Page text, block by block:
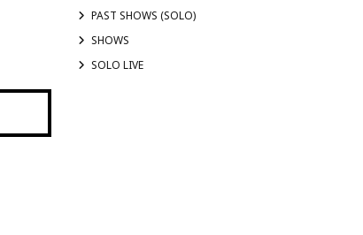
PAST SHOWS (SOLO)
SHOWS
SOLO LIVE